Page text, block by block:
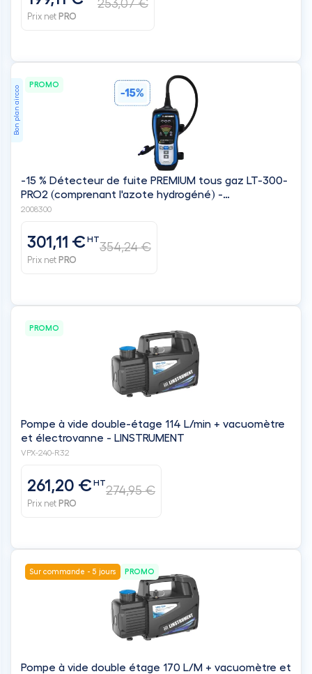
Prix net PRO
253,07 €
Bon plan aircco
PROMO
-15 % Détecteur de fuite PREMIUM tous gaz LT-300-
PRO2 (comprenant l'azote hydrogéné) -
LINSTRUMENT
2008300
301,11 €HT
Prix net PRO
354,24 €
PROMO
Pompe à vide double-étage 114 L/min + vacuomètre
et électrovanne - LINSTRUMENT
VPX-240-R32
261,20 €HT
Prix net PRO
274,95 €
Sur commande - 5 jours PROMO
Pompe à vide double étage 170 L/M + vacuomètre et